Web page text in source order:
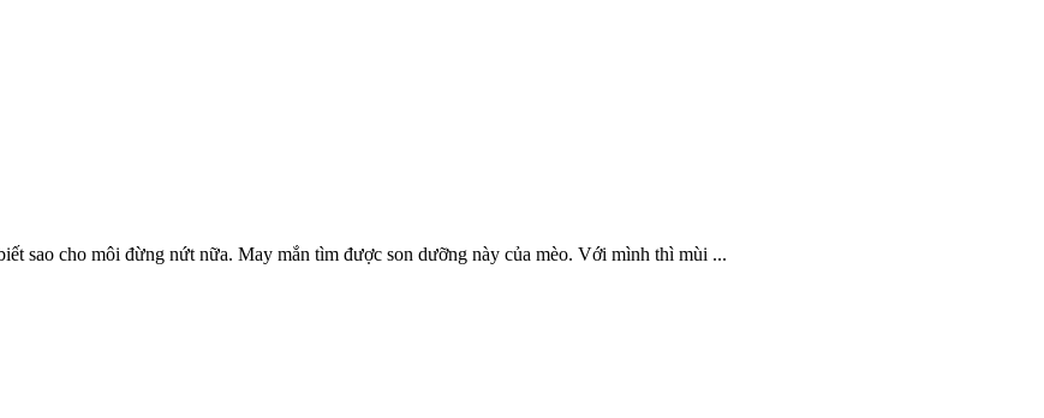
sao cho môi đừng nứt nữa. May mắn tìm được son dưỡng này của mèo. Với mình thì mùi ...